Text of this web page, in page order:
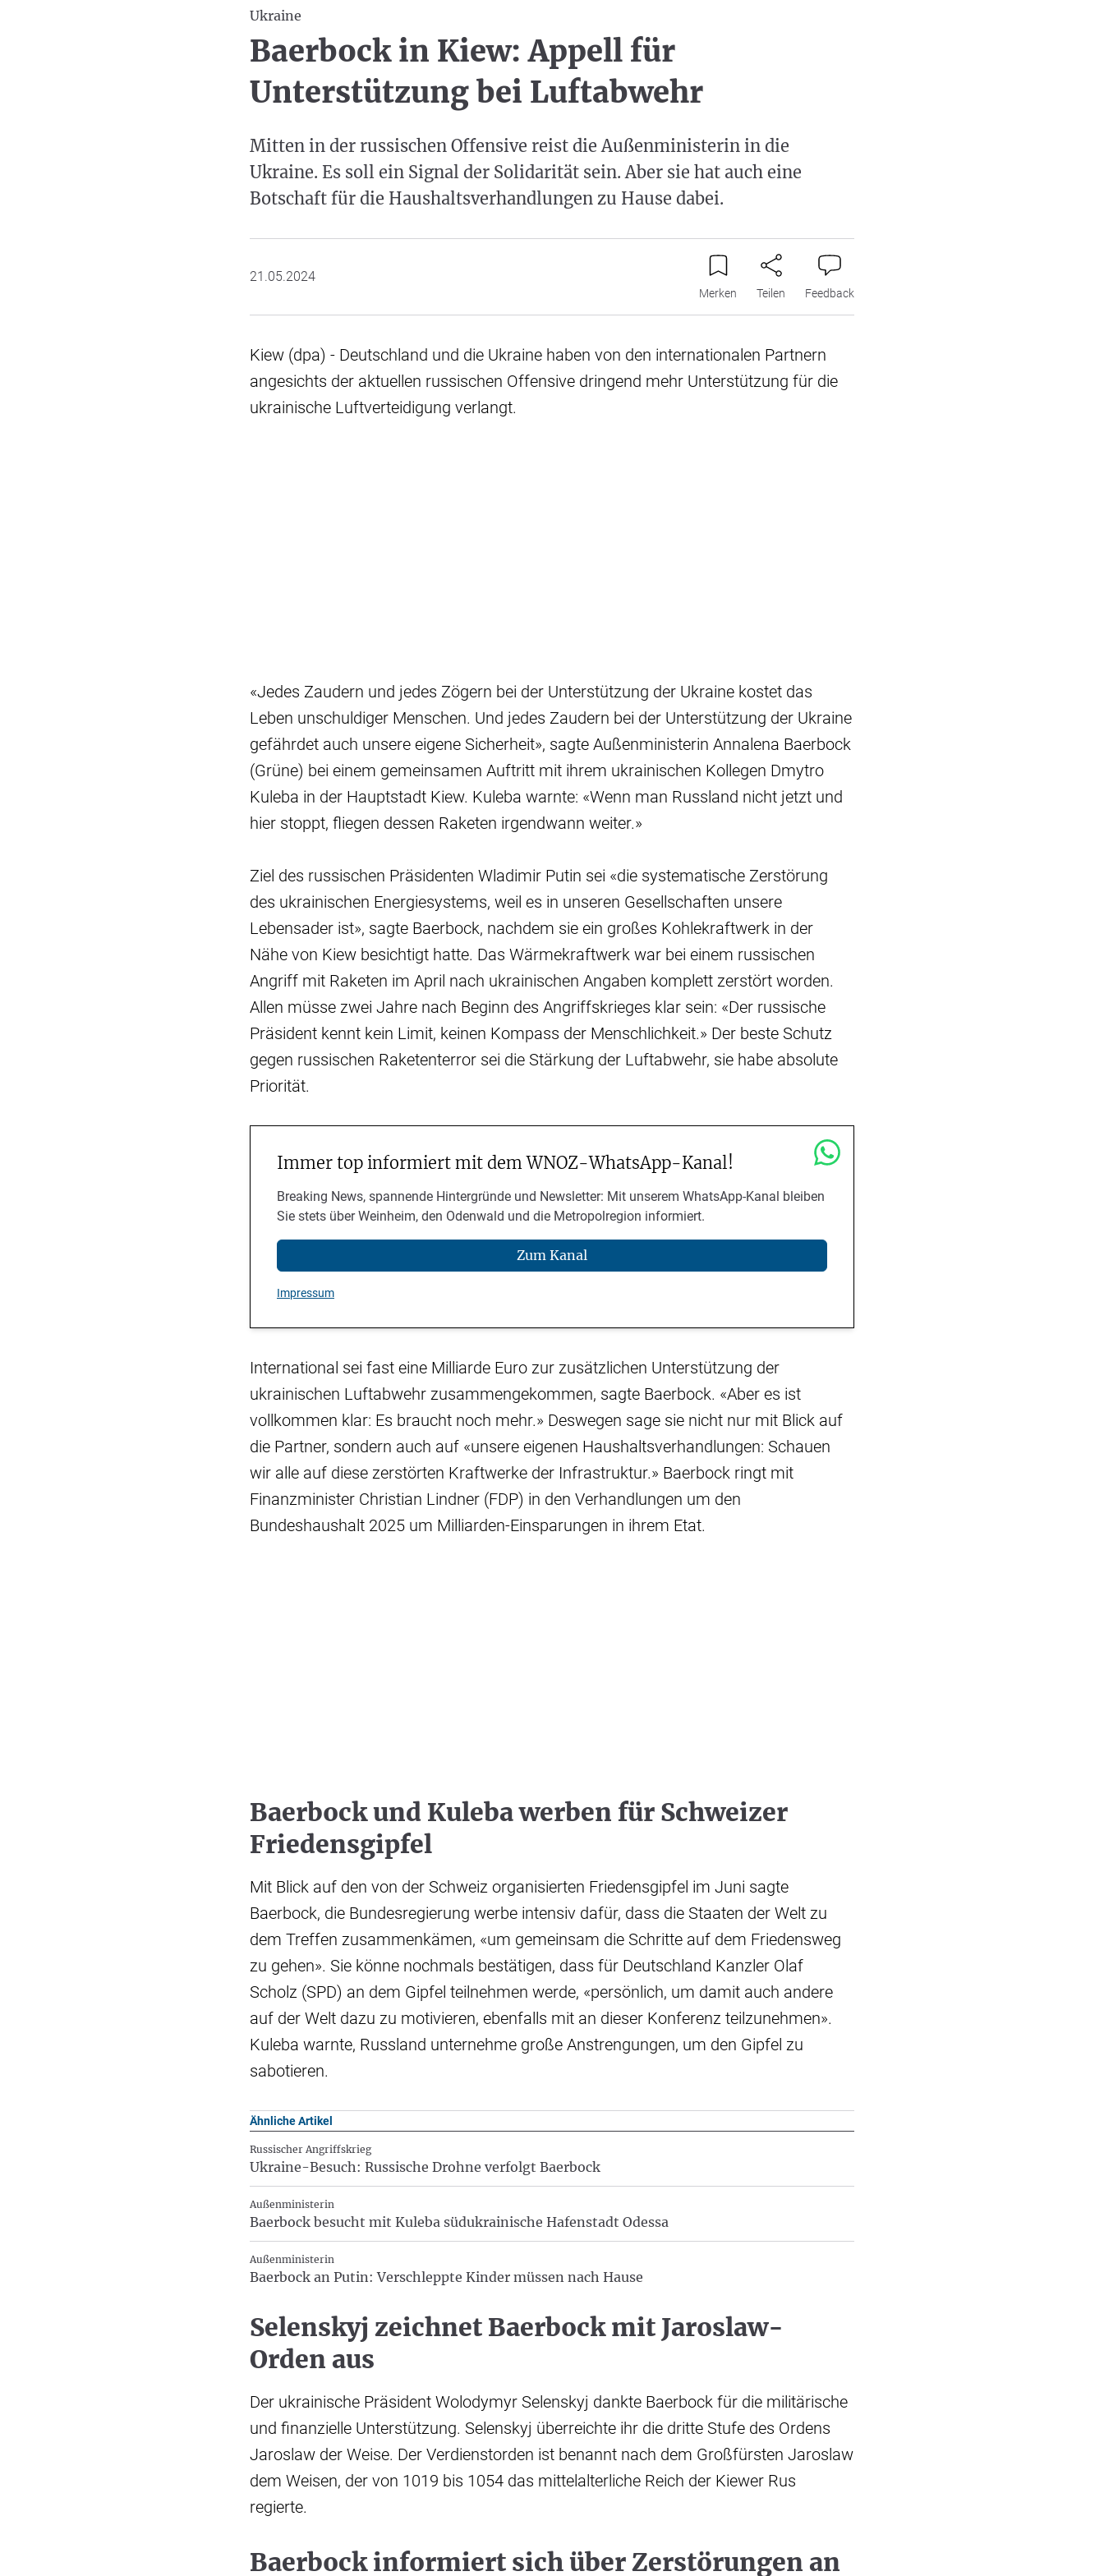
Ukraine
Baerbock in Kiew: Appell für
Unterstützung bei Luftabwehr
Mitten in der russischen Offensive reist die Außenministerin in die
Ukraine. Es soll ein Signal der Solidarität sein. Aber sie hat auch eine
Botschaft für die Haushaltsverhandlungen zu Hause dabei.
21.05.2024
Merken Teilen Feedback
Kiew (dpa) - Deutschland und die Ukraine haben von den internationalen Partnern
angesichts der aktuellen russischen Offensive dringend mehr Unterstützung für die
ukrainische Luftverteidigung verlangt.
«Jedes Zaudern und jedes Zögern bei der Unterstützung der Ukraine kostet das
Leben unschuldiger Menschen. Und jedes Zaudern bei der Unterstützung der Ukraine
gefährdet auch unsere eigene Sicherheit», sagte Außenministerin Annalena Baerbock
(Grüne) bei einem gemeinsamen Auftritt mit ihrem ukrainischen Kollegen Dmytro
Kuleba in der Hauptstadt Kiew. Kuleba warnte: «Wenn man Russland nicht jetzt und
hier stoppt, fliegen dessen Raketen irgendwann weiter.»
Ziel des russischen Präsidenten Wladimir Putin sei «die systematische Zerstörung
des ukrainischen Energiesystems, weil es in unseren Gesellschaften unsere
Lebensader ist», sagte Baerbock, nachdem sie ein großes Kohlekraftwerk in der
Nähe von Kiew besichtigt hatte. Das Wärmekraftwerk war bei einem russischen
Angriff mit Raketen im April nach ukrainischen Angaben komplett zerstört worden.
Allen müsse zwei Jahre nach Beginn des Angriffskrieges klar sein: «Der russische
Präsident kennt kein Limit, keinen Kompass der Menschlichkeit.» Der beste Schutz
gegen russischen Raketenterror sei die Stärkung der Luftabwehr, sie habe absolute
Priorität.
Immer top informiert mit dem WNOZ-WhatsApp-Kanal!
Breaking News, spannende Hintergründe und Newsletter: Mit unserem WhatsApp-Kanal bleiben
Sie stets über Weinheim, den Odenwald und die Metropolregion informiert.
Zum Kanal
Impressum
International sei fast eine Milliarde Euro zur zusätzlichen Unterstützung der
ukrainischen Luftabwehr zusammengekommen, sagte Baerbock. «Aber es ist
vollkommen klar: Es braucht noch mehr.» Deswegen sage sie nicht nur mit Blick auf
die Partner, sondern auch auf «unsere eigenen Haushaltsverhandlungen: Schauen
wir alle auf diese zerstörten Kraftwerke der Infrastruktur.» Baerbock ringt mit
Finanzminister Christian Lindner (FDP) in den Verhandlungen um den
Bundeshaushalt 2025 um Milliarden-Einsparungen in ihrem Etat.
Baerbock und Kuleba werben für Schweizer
Friedensgipfel
Mit Blick auf den von der Schweiz organisierten Friedensgipfel im Juni sagte
Baerbock, die Bundesregierung werbe intensiv dafür, dass die Staaten der Welt zu
dem Treffen zusammenkämen, «um gemeinsam die Schritte auf dem Friedensweg
zu gehen». Sie könne nochmals bestätigen, dass für Deutschland Kanzler Olaf
Scholz (SPD) an dem Gipfel teilnehmen werde, «persönlich, um damit auch andere
auf der Welt dazu zu motivieren, ebenfalls mit an dieser Konferenz teilzunehmen».
Kuleba warnte, Russland unternehme große Anstrengungen, um den Gipfel zu
sabotieren.
Ähnliche Artikel
Russischer Angriffskrieg
Ukraine-Besuch: Russische Drohne verfolgt Baerbock
Außenministerin
Baerbock besucht mit Kuleba südukrainische Hafenstadt Odessa
Außenministerin
Baerbock an Putin: Verschleppte Kinder müssen nach Hause
Selenskyj zeichnet Baerbock mit Jaroslaw-
Orden aus
Der ukrainische Präsident Wolodymyr Selenskyj dankte Baerbock für die militärische
und finanzielle Unterstützung. Selenskyj überreichte ihr die dritte Stufe des Ordens
Jaroslaw der Weise. Der Verdienstorden ist benannt nach dem Großfürsten Jaroslaw
dem Weisen, der von 1019 bis 1054 das mittelalterliche Reich der Kiewer Rus
regierte.
Baerbock informiert sich über Zerstörungen an